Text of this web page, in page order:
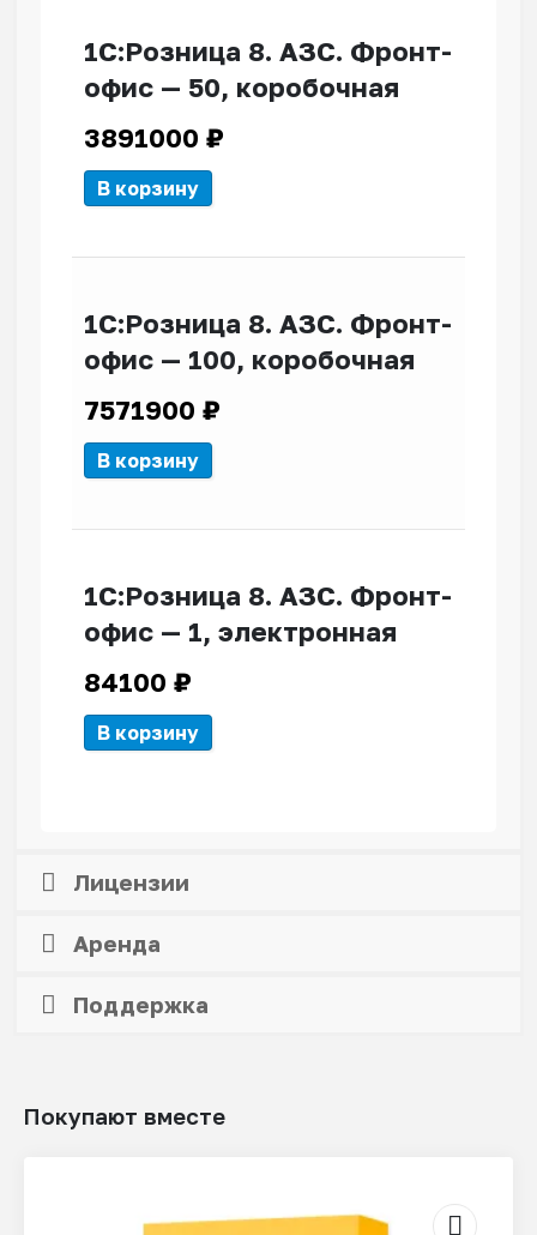
1С:Розница 8. АЗС. Фронт-
офис — 50, коробочная
3891000 ₽
В корзину
1С:Розница 8. АЗС. Фронт-
офис — 100, коробочная
7571900 ₽
В корзину
1С:Розница 8. АЗС. Фронт-
офис — 1, электронная
84100 ₽
В корзину
Лицензии
Аренда
Поддержка
Покупают вместе